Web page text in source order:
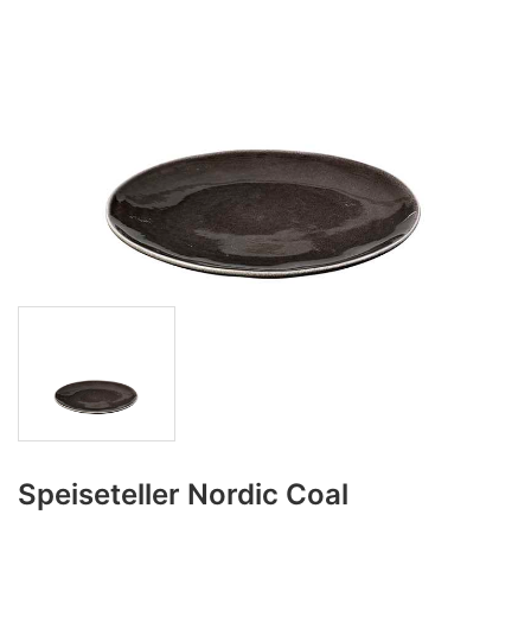
Speiseteller Nordic Coal